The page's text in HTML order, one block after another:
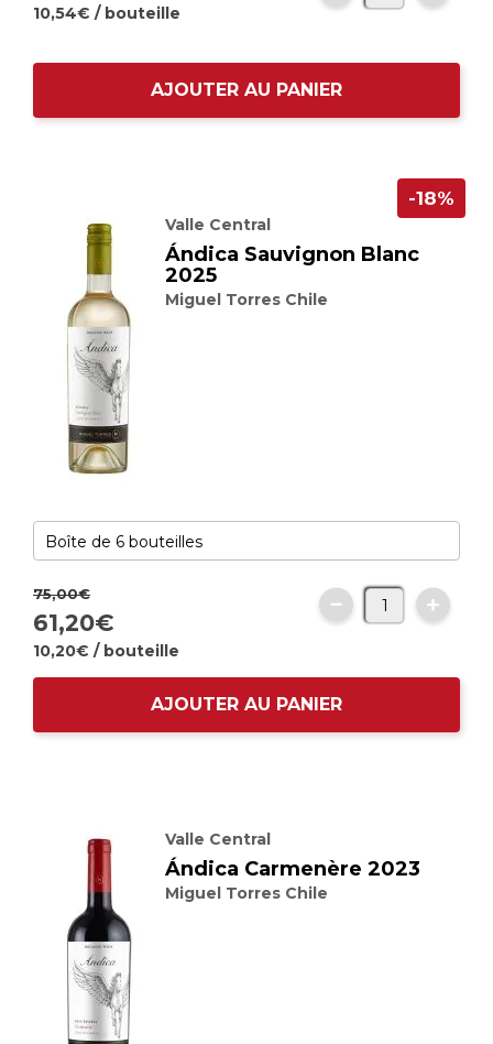
10,54€ / bouteille
AJOUTER AU PANIER
Valle Central
Ándica Sauvignon Blanc
2025
Miguel Torres Chile
-18%
75,00€
61,20€
10,20€ / bouteille
AJOUTER AU PANIER
Valle Central
Ándica Carmenère 2023
Miguel Torres Chile